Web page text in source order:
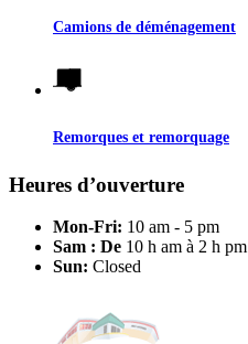
Camions de déménagement
Remorques et remorquage
Heures d’ouverture
Mon-Fri: 10 am - 5 pm
Sam : De 10 h am à 2 h pm
Sun: Closed